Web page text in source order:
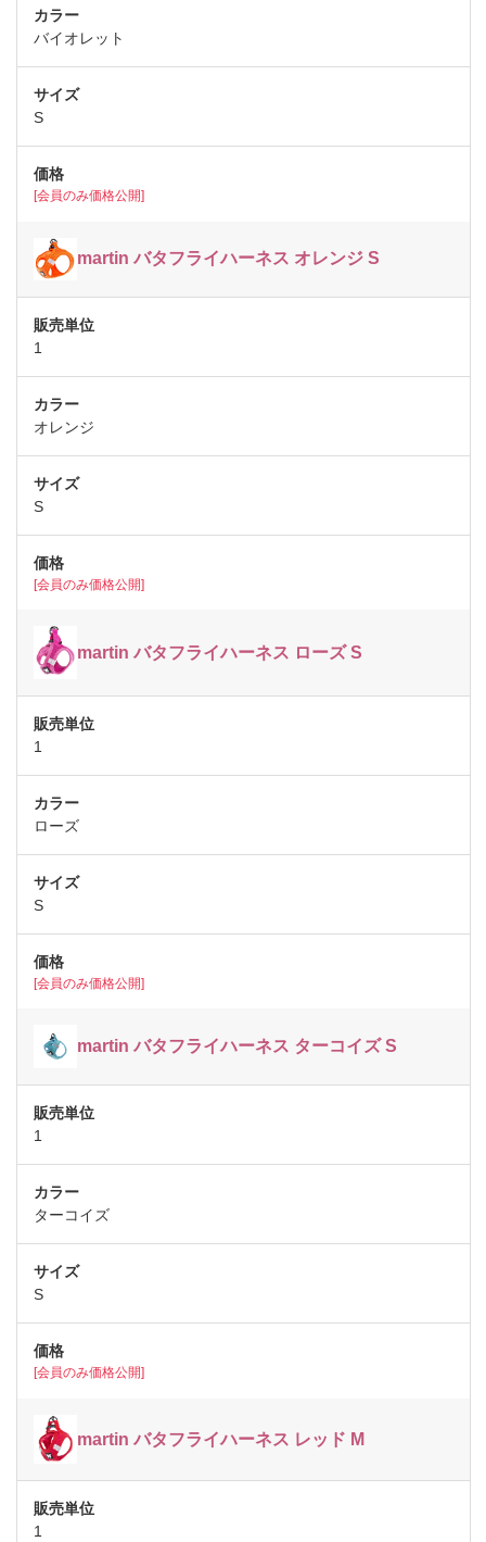
バイオレット
S
[会員のみ価格公開]
martin バタフライハーネス オレンジ S
1
オレンジ
S
[会員のみ価格公開]
martin バタフライハーネス ローズ S
1
ローズ
S
[会員のみ価格公開]
martin バタフライハーネス ターコイズ S
1
ターコイズ
S
[会員のみ価格公開]
martin バタフライハーネス レッド M
1